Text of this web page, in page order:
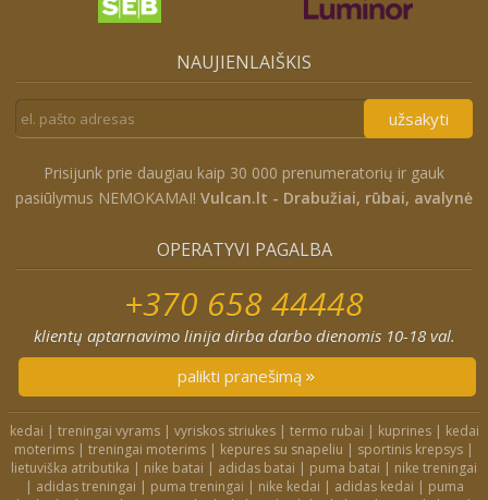
NAUJIENLAIŠKIS
užsakyti
Prisijunk prie daugiau kaip 30 000 prenumeratorių ir gauk
pasiūlymus NEMOKAMAI! Vulcan.lt - Drabužiai, rūbai, avalynė
OPERATYVI PAGALBA
+370 658 44448
klientų aptarnavimo linija dirba darbo dienomis 10-18 val.
palikti pranešimą
kedai | treningai vyrams| vyriskos striukes| termo rubai | kuprines| kedai
moterims | treningai moterims | kepures su snapeliu | sportinis krepsys |
lietuviška atributika | nike batai | adidas batai | puma batai | nike treningai
| adidas treningai | puma treningai | nike kedai | adidas kedai | puma